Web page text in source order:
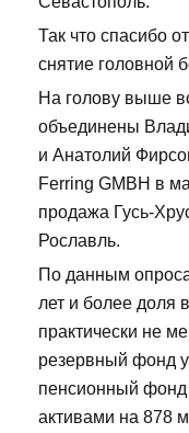
Так что спасибо
снятие головной
На голову выше
объединены
и Анатолий
Ferring GMBH в
продажа Гусь-
Рославль.
По данным
лет и более доля
практически не
резервный фонд
пенсионный фонд
активами на 878